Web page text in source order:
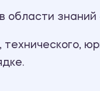
области знаний